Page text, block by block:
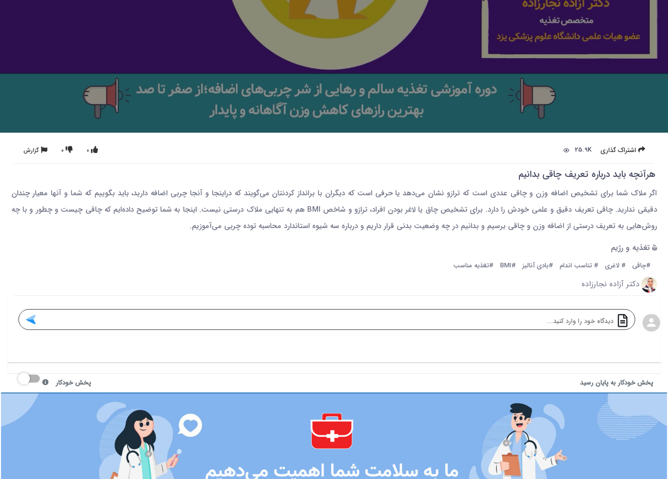
اشتراک گذاری 25.9K گزارش 0 0
هرآنچه باید درباره تعریف چاقی بدانیم
اگر ملاک شما برای تشخیص اضافه وزن و چاقی عددی است که ترازو نشان می‌دهد یا حرفی است که دیگران با برانداز کردنتان می‌گویند که دراینجا و آنجا چربی اضافه دارید، باید بگوییم که شما و آنها معیار چندان
دقیقی ندارید. چاقی تعریف دقیق و علمی خودش را دارد. برای تشخیص چاق یا لاغر بودن افراد، ترازو و شاخص BMI هم به تنهایی ملاک درستی نیست. اینجا به شما توضیح داده‌ایم که چاقی چیست و چطور و با چه
روش‌هایی به تعریف درستی از اضافه وزن و چاقی برسیم و بدانیم در چه وضعیت بدنی قرار داریم و درباره سه شیوه استاندارد محاسبه توده چربی می‌آموزیم.
تغذیه و رژیم
#چاقی # لاغری # تناسب اندام #بادی آنالیز #BMI #تغذیه مناسب
دکتر آزاده نجارزاده
پخش خودکار به پایان رسید پخش خودکار